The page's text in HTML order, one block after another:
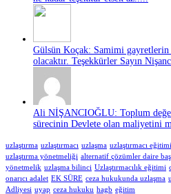
Gülsün Koçak: Samimi gayretlerin
olacaktır. Teşekkürler Sayın
Ali NİŞANCIOĞLU: Toplum
sürecinin Devlete olan maliyetini
uzlaştırma uzlaştırmacı uzlaşma uzlaştırmacı eğitimi
uzlaştırma yönetmeliği alternatif çözümler daire
yönetmelik uzlaşma bilinci Uzlaştırmacılık eğitimi
onarıcı adalet EK SÜRE ceza hukukunda uzlaşma
Adliyesi uyap ceza hukuku hagb eğitim